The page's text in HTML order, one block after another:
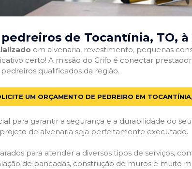
de Tocantínia, TO,
em alvenaria, revestimento, pequenas
certo! A missão do Grifo é conectar
qualificados da região.
UM ORÇAMENTO DE PEDREIRO EM
para garantir a segurança e a durabilidade do
de alvenaria seja perfeitamente executado.
para atender a diversos tipos de serviços,
de bancadas, construção de muros e muito